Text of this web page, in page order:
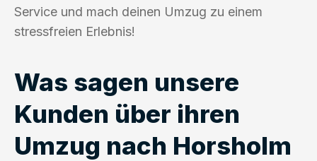
Service und mach deinen Umzug zu einem
stressfreien Erlebnis!
Was sagen unsere
Kunden über ihren
Umzug nach Horsholm